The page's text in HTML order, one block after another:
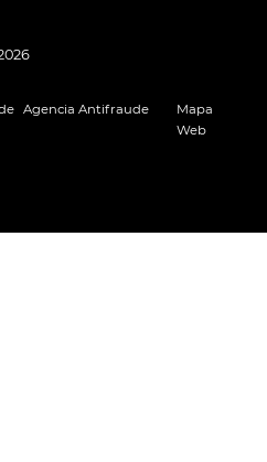
Agencia Antifraude
Mapa
Web